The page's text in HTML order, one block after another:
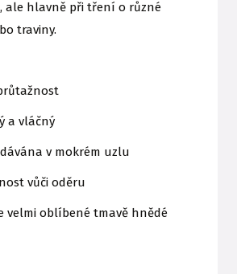
ale hlavně při tření o různé
traviny.
a vláčný
v mokrém uzlu
vůči oděru
velmi oblíbené tmavě hnědé